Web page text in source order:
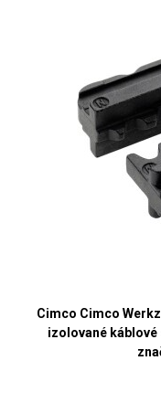
Cimco Cimco
izolované káblové